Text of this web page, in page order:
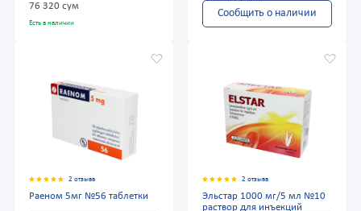
76 320 сум
Есть в наличии
Сообщить о наличии
2 отзыва
Раеном 5мг №56 таблетки
2 отзыва
Эльстар 1000 мг/5 мл №10
раствор для инъекций